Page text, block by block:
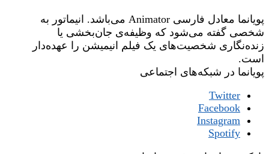
پویانما معادل فارسی Animator می‌باشد. انیماتور به
شخصی گفته می‌شود که وظیفه‌ی جان‌بخشی یا
زنده‌نگاری شخصیت‌های یک فیلم انیمیشن را عهده‌دار
است.
پویانما در شبکه‌های اجتماعی
Twitter
Facebook
Instagram
Spotify